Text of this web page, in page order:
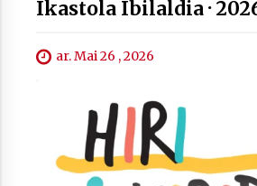
Arrosaren
Telebistaren
2021/06/30
Ikastola Ibilaldia ·
ar. Mai 26 , 2026